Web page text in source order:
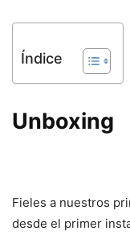
Índice
Unboxing
Fieles a nuestros
desde el primer